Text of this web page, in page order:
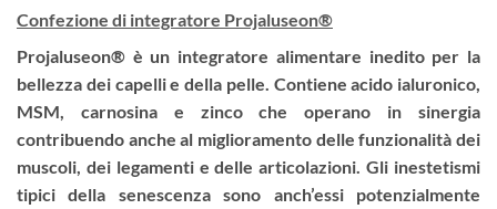
Confezione di integratore Projaluseon®
Projaluseon® è un integratore alimentare inedito per la
bellezza dei capelli e della pelle. Contiene acido ialuronico,
MSM, carnosina e zinco che operano in sinergia
contribuendo anche al miglioramento delle funzionalità dei
muscoli, dei legamenti e delle articolazioni.Gli inestetismi
tipici della senescenza sono anch’essi potenzialmente